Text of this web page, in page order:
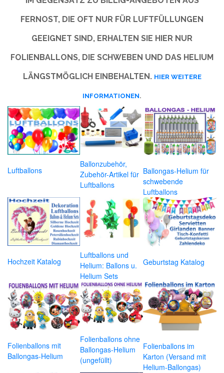
FERNOST, DIE OFT NUR FÜR LUFTFÜLLUNGEN
GEEIGNET SIND, ERHALTEN SIE HIER NUR
FOLIENBALLONS, DIE SCHWEBEN UND DAS HELIUM
LÄNGSTMÖGLICH EINBEHALTEN. HIER WEITERE
INFORMATIONEN.
Luftballons
Ballonzubehör,
Zubehör-Artikel für
Luftballons
Ballongas-Helium für
schwebende
Luftballons
Hochzeit Katalog
Luftballons und
Helium: Ballons u.
Helium Sets
Geburtstag Katalog
Folienballons mit
Ballongas-Helium
Folienballons ohne
Ballongas-Helium
(ungefüllt)
Folienballons im
Karton (Versand mit
Helium-Ballongas)